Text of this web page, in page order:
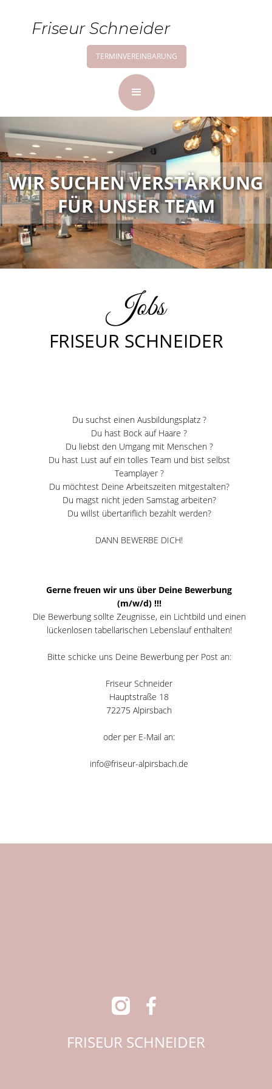
Friseur Schneider
TERMINVEREINBARUNG
WIR SUCHEN VERSTÄRKUNG
FÜR UNSER TEAM
Jobs
FRISEUR SCHNEIDER
Du suchst einen Ausbildungsplatz ?
Du hast Bock auf Haare ?
Du liebst den Umgang mit Menschen ?
Du hast Lust auf ein tolles Team und bist selbst
Teamplayer ?
Du möchtest Deine Arbeitszeiten mitgestalten?
Du magst nicht jeden Samstag arbeiten?
Du willst übertariflich bezahlt werden?
DANN BEWERBE DICH!
Gerne freuen wir uns über Deine Bewerbung
(m/w/d) !!!
Die Bewerbung sollte Zeugnisse, ein Lichtbild und einen
lückenlosen tabellarischen Lebenslauf enthalten!
Bitte schicke uns Deine Bewerbung per Post an:
Friseur Schneider
Hauptstraße 18
72275 Alpirsbach
oder per E-Mail an:
info@friseur-alpirsbach.de
FRISEUR SCHNEIDER